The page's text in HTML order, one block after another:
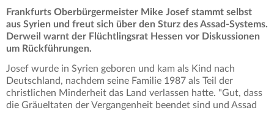
Frankfurts Oberbürgermeister Mike Josef stammt selbst
aus Syrien und freut sich über den Sturz des Assad-Systems.
Derweil warnt der Flüchtlingsrat Hessen vor Diskussionen
um Rückführungen.
Josef wurde in Syrien geboren und kam als Kind nach
Deutschland, nachdem seine Familie 1987 als Teil der
christlichen Minderheit das Land verlassen hatte. "Gut, dass
die Gräueltaten der Vergangenheit beendet sind und Assad